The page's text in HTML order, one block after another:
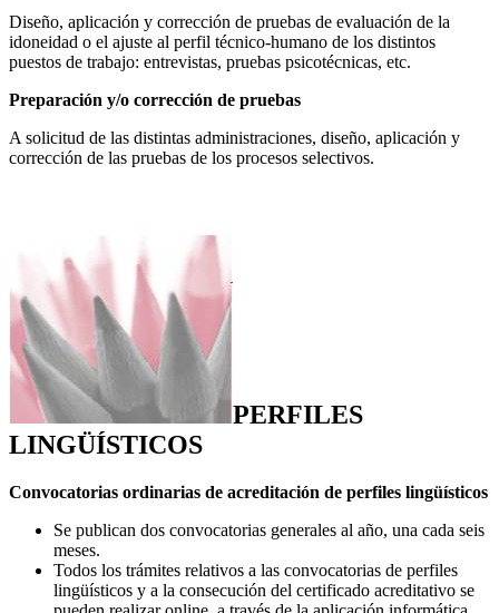
Diseño, aplicación y corrección de pruebas de evaluación de la
idoneidad o el ajuste al perfil técnico-humano de los distintos
puestos de trabajo: entrevistas, pruebas psicotécnicas, etc.
Preparación y/o corrección de pruebas
A solicitud de las distintas administraciones, diseño, aplicación y
corrección de las pruebas de los procesos selectivos.
PERFILES
LINGÜÍSTICOS
Convocatorias ordinarias de acreditación de perfiles lingüísticos
Se publican dos convocatorias generales al año, una cada seis
meses.
Todos los trámites relativos a las convocatorias de perfiles
lingüísticos y a la consecución del certificado acreditativo se